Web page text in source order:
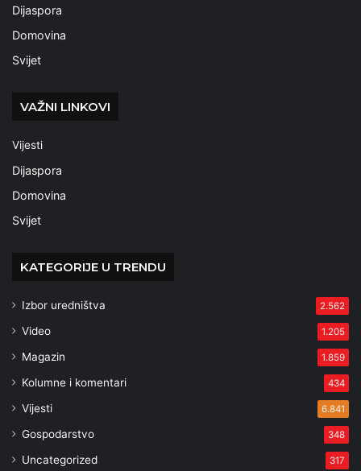
Dijaspora
Domovina
Svijet
VAŽNI LINKOVI
Vijesti
Dijaspora
Domovina
Svijet
KATEGORIJE U TRENDU
Izbor uredništva 2.562
Video 1.205
Magazin 1.859
Kolumne i komentari 434
Vijesti 6.841
Gospodarstvo 348
Uncategorized 317